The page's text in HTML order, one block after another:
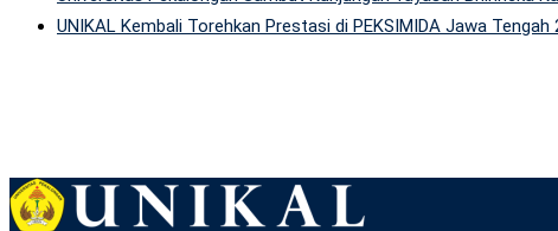
UNIKAL Kembali Torehkan Prestasi di PEKSIMIDA Jawa